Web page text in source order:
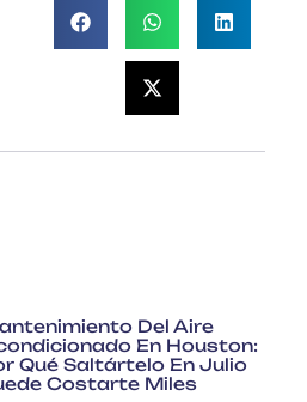
Del Aire
En Houston:
Qué Saltártelo En Julio
Costarte Miles